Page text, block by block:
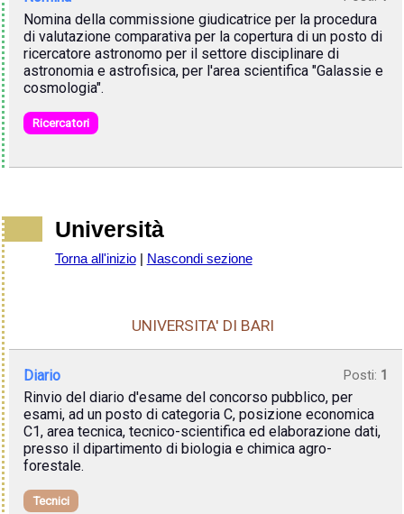
Nomina della commissione giudicatrice per la procedura
di valutazione comparativa per la copertura di un posto di
ricercatore astronomo per il settore disciplinare di
astronomia e astrofisica, per l'area scientifica "Galassie e
cosmologia".
Ricercatori
Università
Torna all'inizio| Nascondi sezione
UNIVERSITA' DI BARI
Diario Posti: 1
Rinvio del diario d'esame del concorso pubblico, per
esami, ad un posto di categoria C, posizione economica
C1, area tecnica, tecnico-scientifica ed elaborazione dati,
presso il dipartimento di biologia e chimica agro-
forestale.
Tecnici